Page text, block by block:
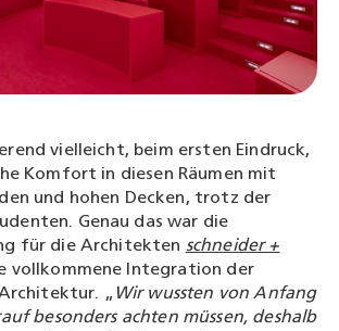
vielleicht, beim ersten Eindruck,
Komfort in diesen Räumen mit
und hohen Decken, trotz der
Genau das war die
für die Architekten schneider +
vollkommene Integration der
„Wir wussten von Anfang
besonders achten müssen, deshalb